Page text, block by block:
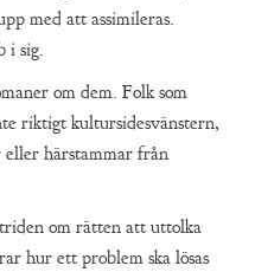
med att assimileras.
i sig.
om dem. Folk som
riktigt kultursidesvänstern,
eller härstammar från
om rätten att uttolka
hur ett problem ska lösas